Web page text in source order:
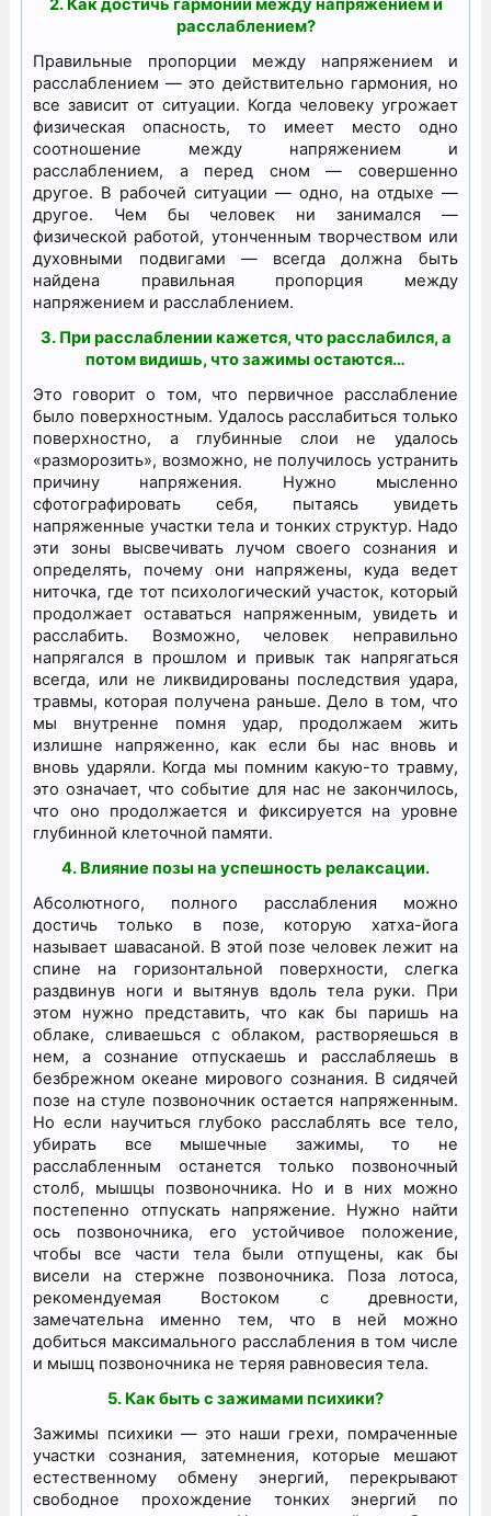
2. Как достичь гармонии между напряжением и
расслаблением?
Правильные пропорции между напряжением и
расслаблением — это действительно гармония, но
все зависит от ситуации. Когда человеку угрожает
физическая опасность, то имеет место одно
соотношение между напряжением и
расслаблением, а перед сном — совершенно
другое. В рабочей ситуации — одно, на отдыхе —
другое. Чем бы человек ни занимался —
физической работой, утонченным творчеством или
духовными подвигами — всегда должна быть
найдена правильная пропорция между
напряжением и расслаблением.
3. При расслаблении кажется, что расслабился, а
потом видишь, что зажимы остаются…
Это говорит о том, что первичное расслабление
было поверхностным. Удалось расслабиться только
поверхностно, а глубинные слои не удалось
«разморозить», возможно, не получилось устранить
причину напряжения. Нужно мысленно
сфотографировать себя, пытаясь увидеть
напряженные участки тела и тонких структур. Надо
эти зоны высвечивать лучом своего сознания и
определять, почему они напряжены, куда ведет
ниточка, где тот психологический участок, который
продолжает оставаться напряженным, увидеть и
расслабить. Возможно, человек неправильно
напрягался в прошлом и привык так напрягаться
всегда, или не ликвидированы последствия удара,
травмы, которая получена раньше. Дело в том, что
мы внутренне помня удар, продолжаем жить
излишне напряженно, как если бы нас вновь и
вновь ударяли. Когда мы помним какую-то травму,
это означает, что событие для нас не закончилось,
что оно продолжается и фиксируется на уровне
глубинной клеточной памяти.
4. Влияние позы на успешность релаксации.
Абсолютного, полного расслабления можно
достичь только в позе, которую хатха-йога
называет шавасаной. В этой позе человек лежит на
спине на горизонтальной поверхности, слегка
раздвинув ноги и вытянув вдоль тела руки. При
этом нужно представить, что как бы паришь на
облаке, сливаешься с облаком, растворяешься в
нем, а сознание отпускаешь и расслабляешь в
безбрежном океане мирового сознания. В сидячей
позе на стуле позвоночник остается напряженным.
Но если научиться глубоко расслаблять все тело,
убирать все мышечные зажимы, то не
расслабленным останется только позвоночный
столб, мышцы позвоночника. Но и в них можно
постепенно отпускать напряжение. Нужно найти
ось позвоночника, его устойчивое положение,
чтобы все части тела были отпущены, как бы
висели на стержне позвоночника. Поза лотоса,
рекомендуемая Востоком с древности,
замечательна именно тем, что в ней можно
добиться максимального расслабления в том числе
и мышц позвоночника не теряя равновесия тела.
5. Как быть с зажимами психики?
Зажимы психики — это наши грехи, помраченные
участки сознания, затемнения, которые мешают
естественному обмену энергий, перекрывают
свободное прохождение тонких энергий по